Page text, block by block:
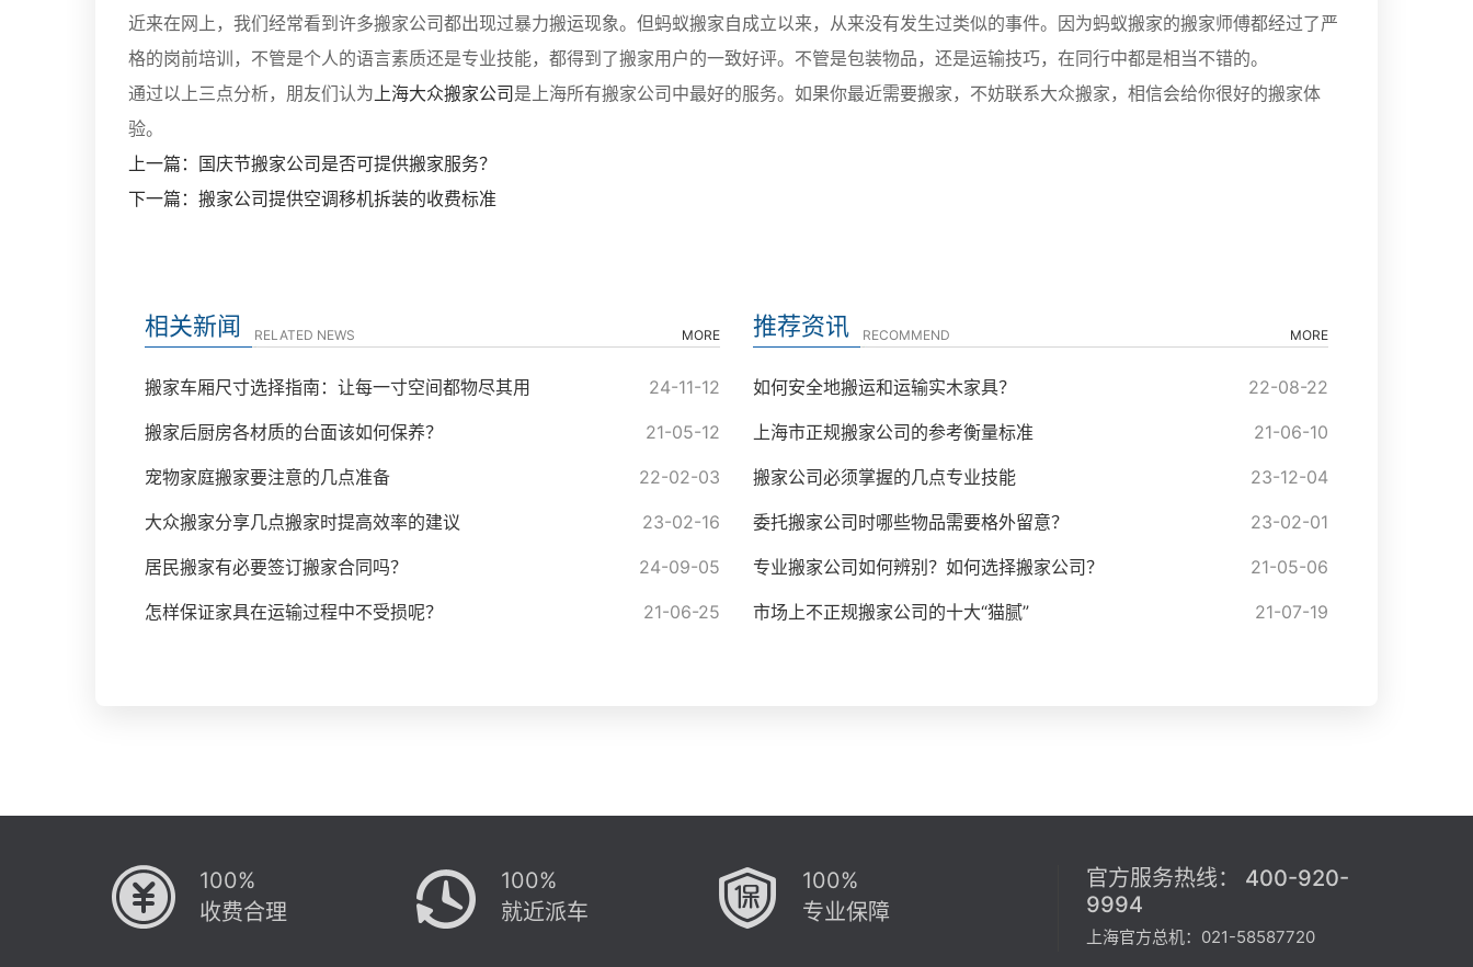
近来在网上，我们经常看到许多搬家公司都出现过暴力搬运现象。但蚂蚁搬家自成立以来，从来没有发生过类似的事件。因为蚂蚁搬家的搬家师傅都经过了严
格的岗前培训，不管是个人的语言素质还是专业技能，都得到了搬家用户的一致好评。不管是包装物品，还是运输技巧，在同行中都是相当不错的。
通过以上三点分析，朋友们认为上海大众搬家公司 是上海所有搬家公司中最好的服务。如果你最近需要搬家，不妨联系大众搬家，相信会给你很好的搬家体
验。
上一篇：国庆节搬家公司是否可提供搬家服务？
下一篇：搬家公司提供空调移机拆装的收费标准
相关新闻 RELATED NEWS MORE
搬家车厢尺寸选择指南：让每一寸空间都物尽其用 24-11-12
搬家后厨房各材质的台面该如何保养？ 21-05-12
宠物家庭搬家要注意的几点准备 22-02-03
大众搬家分享几点搬家时提高效率的建议 23-02-16
居民搬家有必要签订搬家合同吗？ 24-09-05
怎样保证家具在运输过程中不受损呢？ 21-06-25
推荐资讯 RECOMMEND MORE
如何安全地搬运和运输实木家具？ 22-08-22
上海市正规搬家公司的参考衡量标准 21-06-10
搬家公司必须掌握的几点专业技能 23-12-04
委托搬家公司时哪些物品需要格外留意？ 23-02-01
专业搬家公司如何辨别？如何选择搬家公司？ 21-05-06
市场上不正规搬家公司的十大“猫腻” 21-07-19
100%
收费合理
100%
就近派车
100%
专业保障
官方服务热线： 400-920-
9994
上海官方总机：021-58587720